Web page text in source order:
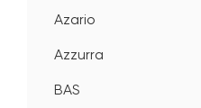
Azario
Azzurra
BAS